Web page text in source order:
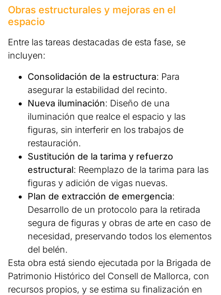
Obras estructurales y mejoras en el
espacio
Entre las tareas destacadas de esta fase, se
incluyen:
Consolidación de la estructura: Para
asegurar la estabilidad del recinto.
Nueva iluminación: Diseño de una
iluminación que realce el espacio y las
figuras, sin interferir en los trabajos de
restauración.
Sustitución de la tarima y refuerzo
estructural: Reemplazo de la tarima para las
figuras y adición de vigas nuevas.
Plan de extracción de emergencia:
Desarrollo de un protocolo para la retirada
segura de figuras y obras de arte en caso de
necesidad, preservando todos los elementos
del belén.
Esta obra está siendo ejecutada por la Brigada de
Patrimonio Histórico del Consell de Mallorca, con
recursos propios, y se estima su finalización en